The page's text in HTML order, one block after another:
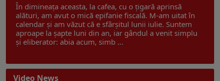
În dimineața aceasta, la cafea, cu o țigară aprinsă
alături, am avut o mică epifanie fiscală. M-am uitat în
calendar și am văzut că e sfârșitul lunii iulie. Suntem
aproape la șapte luni din an, iar gândul a venit simplu
și eliberator: abia acum, simb ...
Video News